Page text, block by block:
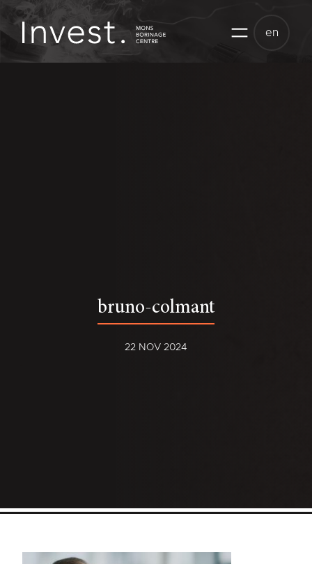
Skip
content
en
bruno-colmant
22 NOV 2024